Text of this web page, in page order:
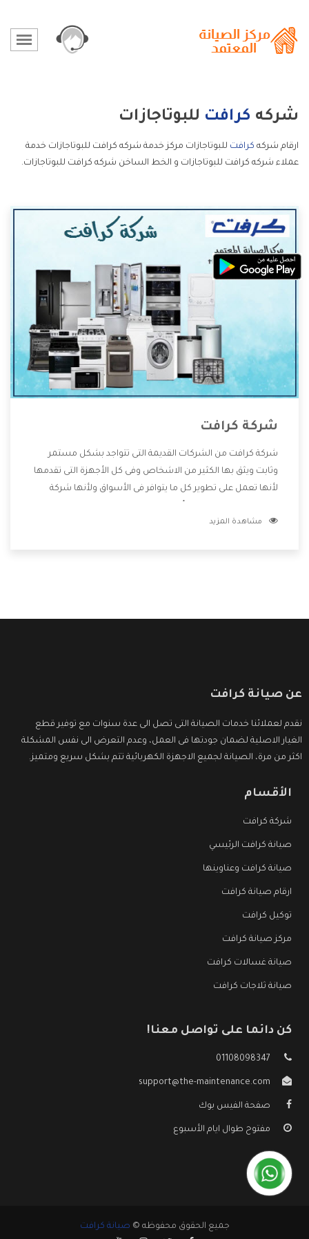
شركه كرافت للبوتاجازات
ارقام شركه كرافت للبوتاجازات مركز خدمة شركه كرافت للبوتاجازات خدمة
عملاء شركه كرافت للبوتاجازات و الخط الساخن شركه كرافت للبوتاجازات.
شركة كرافت
شركة كرافت من الشركات القديمة التى تتواجد بشكل مستمر
وثابت ويثق بها الكثير من الاشخاص وفى كل الأجهزة التى تقدمها
لأنها تعمل على تطوير كل ما يتوافر فى الأسواق ولأنها شركة
وتقدم للعملاء أقوى العروض والخصومات التى تسهل على
مشاهدة المزيد
عن صيانة كرافت
نقدم لعملائنا خدمات الصيانة التى تصل الى عدة سنوات مع توفير قطع
الغيار الاصلية لضمان جودتها فى العمل، وعدم التعرض الى نفس المشكلة
اكثر من مرة، الصيانة لجميع الاجهزة الكهربائية تتم بشكل سريع ومتميز.
الأقسام
شركة كرافت
صيانة كرافت الرئيسي
صيانة كرافت وعناوينها
ارقام صيانة كرافت
توكيل كرافت
مركز صيانة كرافت
صيانة غسالات كرافت
صيانة ثلاجات كرافت
كن دائما على تواصل معنا!
01108098347
support@the-maintenance.com
صفحة الفيس بوك
مفتوح طوال ايام الأسبوع
جميع الحقوق محفوظه © صيانة كرافت